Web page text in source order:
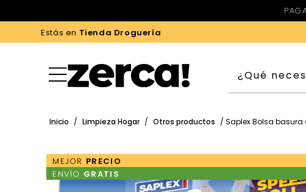
Estás en Tienda Droguería
Inicio / Limpieza Hogar / Otros productos / Saplex Bolsa basura
MEJOR PRECIO
ENVÍO GRATIS